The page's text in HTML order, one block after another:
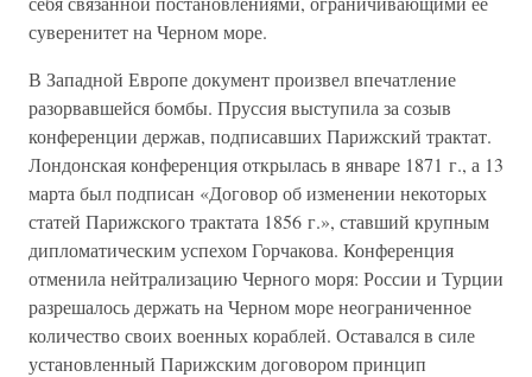
суверенитет на Черном море.
В Западной Европе документ произвел впечатление
разорвавшейся бомбы. Пруссия выступила за созыв
конференции держав, подписавших Парижский трактат.
Лондонская конференция открылась в январе 1871 г., а 13
марта был подписан «Договор об изменении некоторых
статей Парижского трактата 1856 г.», ставший крупным
дипломатическим успехом Горчакова. Конференция
отменила нейтрализацию Черного моря: России и Турции
разрешалось держать на Черном море неограниченное
количество своих военных кораблей. Оставался в силе
установленный Парижским договором принцип